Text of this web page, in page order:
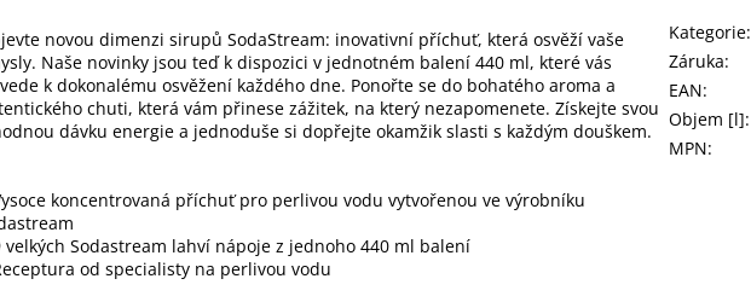
novou dimenzi sirupů SodaStream: inovativní příchuť, která osvěží vaše
Naše novinky jsou teď k dispozici v jednotném balení 440 ml, které vás
k dokonalému osvěžení každého dne. Ponořte se do bohatého aroma a
chuti, která vám přinese zážitek, na který nezapomenete. Získejte svou
dávku energie a jednoduše si dopřejte okamžik slasti s každým douškem.
koncentrovaná příchuť pro perlivou vodu vytvořenou ve výrobníku
velkých Sodastream lahví nápoje z jednoho 440 ml balení
od specialisty na perlivou vodu
Kategorie:
Záruka:
EAN:
Objem [l]:
MPN: